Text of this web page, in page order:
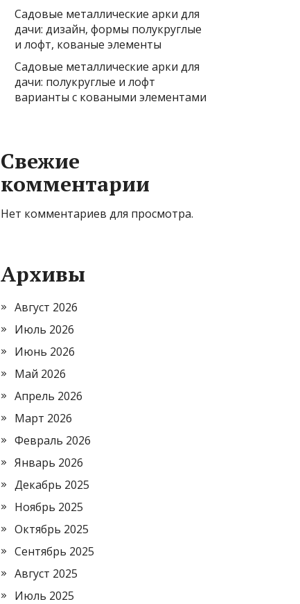
Садовые металлические арки для
дачи: дизайн, формы полукруглые
и лофт, кованые элементы
Садовые металлические арки для
дачи: полукруглые и лофт
варианты с коваными элементами
Свежие
комментарии
Нет комментариев для просмотра.
Архивы
Август 2026
Июль 2026
Июнь 2026
Май 2026
Апрель 2026
Март 2026
Февраль 2026
Январь 2026
Декабрь 2025
Ноябрь 2025
Октябрь 2025
Сентябрь 2025
Август 2025
Июль 2025